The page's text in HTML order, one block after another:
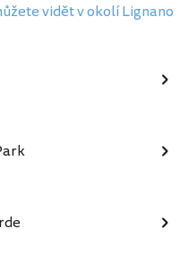
vidět v okolí Lignano